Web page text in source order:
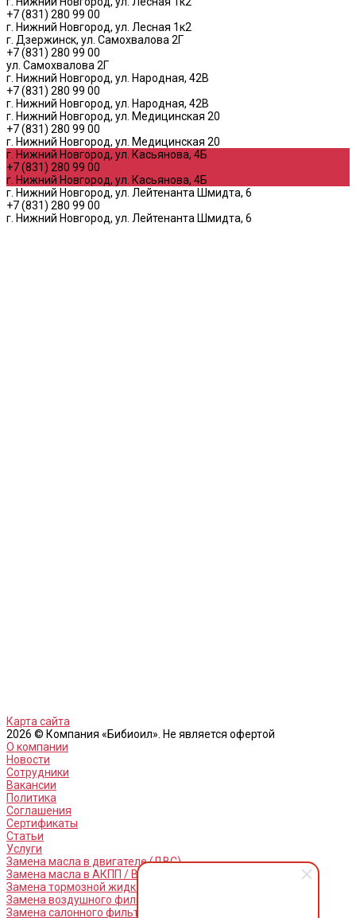
+7 (831) 280 99 00
г. Нижний Новгород, ул. Лесная 1к2
г. Дзержинск, ул. Самохвалова 2Г
+7 (831) 280 99 00
ул. Самохвалова 2Г
г. Нижний Новгород, ул. Народная, 42В
+7 (831) 280 99 00
г. Нижний Новгород, ул. Народная, 42В
г. Нижний Новгород, ул. Медицинская 20
+7 (831) 280 99 00
г. Нижний Новгород, ул. Медицинская 20
г. Нижний Новгород, ул. Касьянова, 4Б
+7 (831) 280 99 00
г. Нижний Новгород, ул. Касьянова, 4Б
г. Нижний Новгород, ул. Лейтенанта Шмидта, 6
+7 (831) 280 99 00
г. Нижний Новгород, ул. Лейтенанта Шмидта, 6
Карта сайта
2026 © Компания «Бибиоил». Не является офертой
О компании
Новости
Сотрудники
Вакансии
Политика
Соглашения
Сертификаты
Статьи
Услуги
Замена масла в двигателе (ДВС)
Замена масла в АКПП / Вариатор и МКПП
Замена тормозной жидкости
Замена воздушного фильтра
Замена салонного фильтра